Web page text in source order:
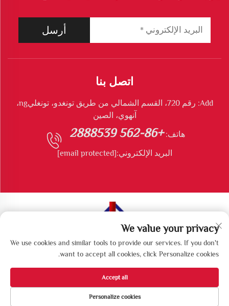
أرسل
اتصل بنا
Add: رقم 720، القسم الشمالي من طريق تونغدو، تونغليng،
آنهوي، الصين
هاتف: +86-562 2888539
البريد الإلكتروني:[email protected]
جميع الحقوق محفوظة © شركة تونغليng لونغشونغ للمعدات
البيئية المحدودة
We value your privacy
We use cookies and similar tools to provide our services. If you don't
want to accept all cookies, click Personalize cookies.
Personalize cookies
Accept all